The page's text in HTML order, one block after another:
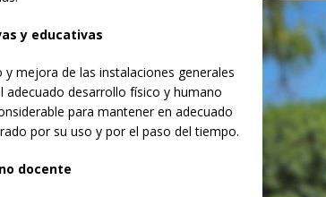
y educativas
mejora de las instalaciones generales
adecuado desarrollo físico y humano
para mantener en adecuado
por su uso y por el paso del tiempo.
docente